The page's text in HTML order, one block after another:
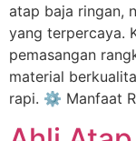
atap baja ringan,
yang terpercaya.
pemasangan
material
rapi. ⚙️ Manfaat